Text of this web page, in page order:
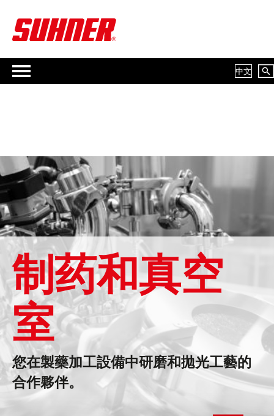
中文
制药和真空
室
您在製藥加工設備中研磨和拋光工藝的
合作夥伴。